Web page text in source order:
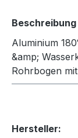
Beschreibung
Aluminium
&amp;
Rohrbogen
Hersteller: